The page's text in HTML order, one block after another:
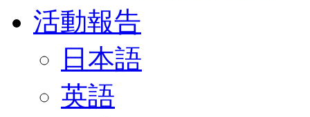
活動報告
日本語
英語